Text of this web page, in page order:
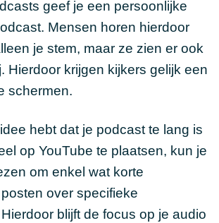
geef je een persoonlijke
Mensen horen hierdoor
je stem, maar ze zien er ook
Hierdoor krijgen kijkers gelijk een
schermen.
hebt dat je podcast te lang is
op YouTube te plaatsen, kun je
om enkel wat korte
over specifieke
blijft de focus op je audio